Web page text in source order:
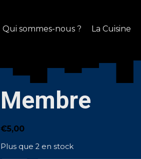
Qui sommes-nous ? La Cuisine
Membre
€5,00
Plus que 2 en stock